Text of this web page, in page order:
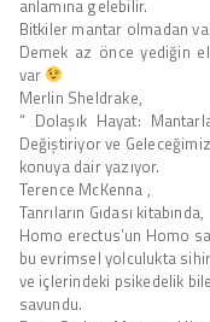
anlamına gelebilir.
Bitkiler mantar olmadan
Demek az önce yediğin
var
Merlin Sheldrake,
” Dolaşık Hayat:
Değiştiriyor ve
konuya dair yazıyor.
Terence McKenna ,
Tanrıların Gıdası kitabında,
Homo erectus’un Homo
bu evrimsel yolculukta
ve içlerindeki psikedelik
savundu.